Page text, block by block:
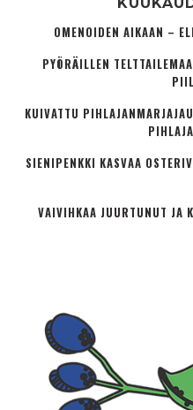
OMENOIDEN AIKAAN –
PYÖRÄILLEN
KUIVATTU
SIENIPENKKI KASVAA
VAIVIHKAA JUURTUNUT JA